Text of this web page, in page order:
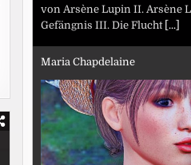
von Arsène Lupin II. Arsène
Gefängnis III. Die Flucht [...]
Maria Chapdelaine